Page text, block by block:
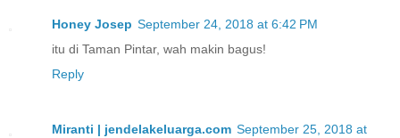
Honey Josep September 24, 2018 at 6:42 PM
itu di Taman Pintar, wah makin bagus!
Reply
Miranti | jendelakeluarga.com September 25, 2018 at